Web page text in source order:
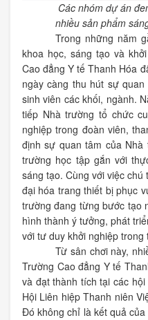
Các nhóm dự án
nhiều sản phẩm
Trong những năm
khoa học, sáng tạo và
Cao đẳng Y tế Thanh Hóa
ngày càng thu hút sự
sinh viên các khối, ngành.
tiếp Nhà trường tổ chức
nghiệp trong đoàn viên,
định sự quan tâm của
trường học tập gắn với
sáng tạo. Cùng với việc
đại hóa trang thiết bị phục
trường đang từng bước tạo
hình thành ý tưởng, phát
với tư duy khởi nghiệp trong
Từ sân chơi này,
Trường Cao đẳng Y tế
và đạt thành tích tại các
Hội Liên hiệp Thanh niên
Đó không chỉ là kết quả